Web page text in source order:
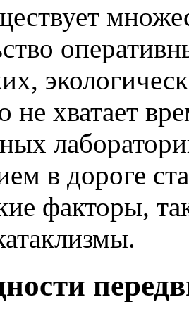
не хватает
в дороге
факторы,